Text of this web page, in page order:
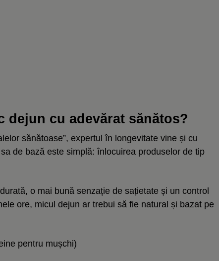
dejun cu adevărat sănătos?
sănătoase”, expertul în longevitate vine și cu
de bază este simplă: înlocuirea produselor de tip
o mai bună senzație de sațietate și un control
ore, micul dejun ar trebui să fie natural și bazat pe
pentru mușchi)